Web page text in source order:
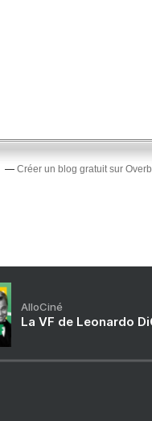
Créer un blog gratuit sur
AlloCiné
La VF de Leonardo